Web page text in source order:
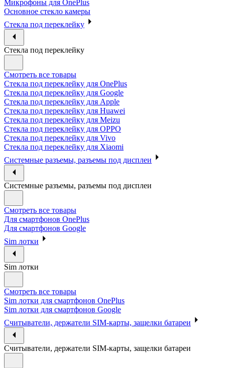
Микрофоны для OnePlus
Основное стекло камеры
Стекла под переклейку
Стекла под переклейку
Смотреть все товары
Стекла под переклейку для OnePlus
Стекла под переклейку для Google
Стекла под переклейку для Apple
Стекла под переклейку для Huawei
Стекла под переклейку для Meizu
Стекла под переклейку для OPPO
Стекла под переклейку для Vivo
Стекла под переклейку для Xiaomi
Системные разъемы, разъемы под дисплеи
Системные разъемы, разъемы под дисплеи
Смотреть все товары
Для смартфонов OnePlus
Для смартфонов Google
Sim лотки
Sim лотки
Смотреть все товары
Sim лотки для смартфонов OnePlus
Sim лотки для смартфонов Google
Считыватели, держатели SIM-карты, защелки батареи
Считыватели, держатели SIM-карты, защелки батареи